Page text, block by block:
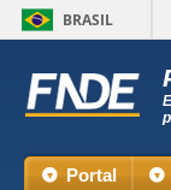
BRASIL
Portal